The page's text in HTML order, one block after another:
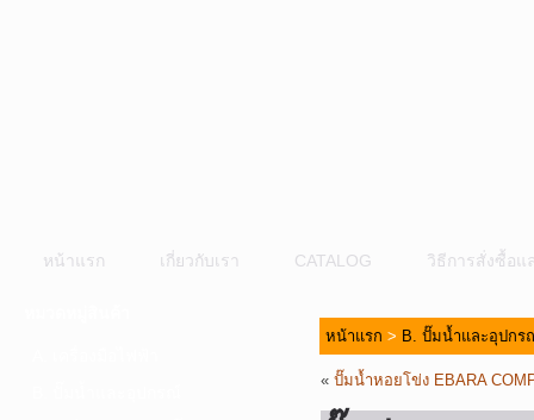
หน้าแรก เกี่ยวกับเรา CATALOG วิธีการสั่งซื้อแ
หน้าแรก > B. ปั๊มน้ำและอุปกร
« ปั๊มน้ำหอยโข่ง EBARA